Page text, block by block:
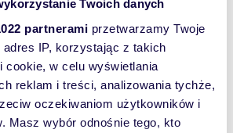
Twoich danych
partnerami przetwarzamy Twoje
adres IP, korzystając z takich
cookie, w celu wyświetlania
reklam i treści, analizowania tychże,
oczekiwaniom użytkowników i
Masz wybór odnośnie tego, kto
sieć komunikacji miejskiej.
która znacząco podniesie
w Gorzowie, jest wprowadzenie
miejskiej dla mieszkańców od
oszczędność w budżetach
argument za wyborem tego
do życia.